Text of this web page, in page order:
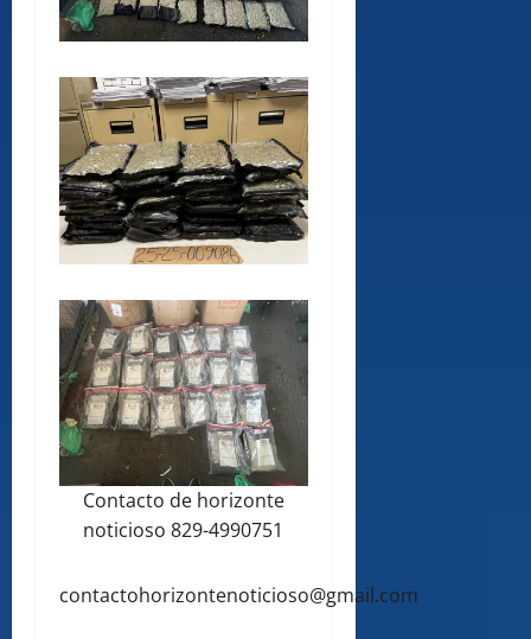
Contacto de horizonte
noticioso 829-4990751
contactohorizontenoticioso@gmail.com